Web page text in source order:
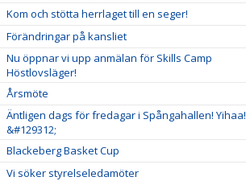
Kom och stötta herrlaget till en seger!
Förändringar på kansliet
Nu öppnar vi upp anmälan för Skills Camp
Höstlovsläger!
Årsmöte
Äntligen dags för fredagar i Spångahallen! Yihaa!
&#129312;
Blackeberg Basket Cup
Vi söker styrelseledamöter